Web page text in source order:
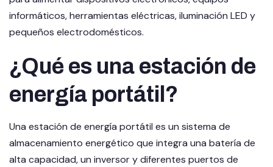
informáticos, herramientas eléctricas, iluminación LED y
pequeños electrodomésticos.
¿Qué es una estación de
energía portátil?
Una estación de energía portátil es un sistema de
almacenamiento energético que integra una batería de
alta capacidad, un inversor y diferentes puertos de